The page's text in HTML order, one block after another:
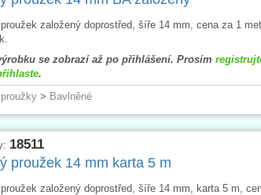
založený doprostřed, šíře 14 mm, cena za 1
se zobrazí až po přihlášení. Prosím
.
> Bavlněné
18511
proužek 14 mm karta 5 m
založený doprostřed, šíře 14 mm, karta 5 m,